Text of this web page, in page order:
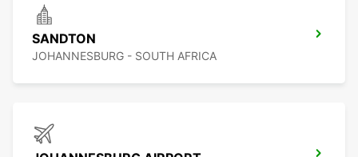
SANDTON
JOHANNESBURG - SOUTH AFRICA